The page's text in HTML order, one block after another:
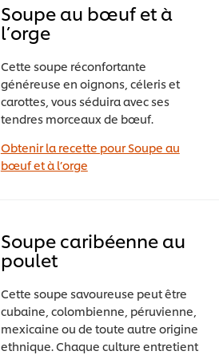
Soupe au bœuf et à
l’orge
Cette soupe réconfortante
généreuse en oignons, céleris et
carottes, vous séduira avec ses
tendres morceaux de bœuf.
Obtenir la recette pour Soupe au
bœuf et à l’orge
Soupe caribéenne au
poulet
Cette soupe savoureuse peut être
cubaine, colombienne, péruvienne,
mexicaine ou de toute autre origine
ethnique. Chaque culture entretient